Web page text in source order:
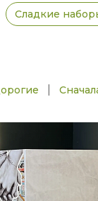
Сладкие